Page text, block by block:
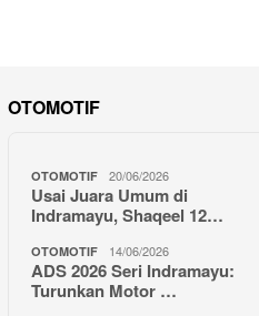
OTOMOTIF
OTOMOTIF 20/06/2026
Usai Juara Umum di
Indramayu, Shaqeel 12…
OTOMOTIF 14/06/2026
ADS 2026 Seri Indramayu:
Turunkan Motor …